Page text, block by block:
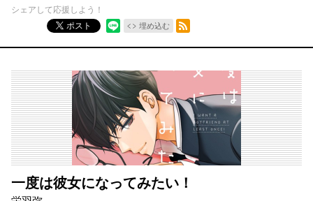
シェアして応援しよう！
ポスト
埋め込む
RSSフィード
一度は彼女になってみたい！